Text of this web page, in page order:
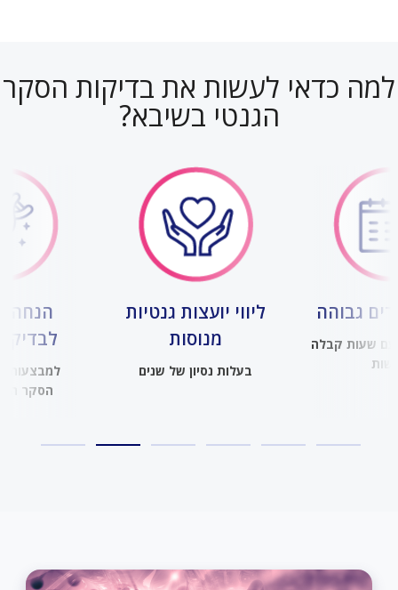
למה כדאי לעשות את בדיקות הסקר
הגנטי בשיבא?
גבוהה
עם שעות קבלה
ליווי יועצות גנטיות
מנוסות
בעלות נסיון של שנים
הנחה
למבצעות
הסקר